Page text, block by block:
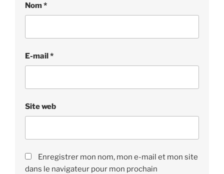
Nom*
E-mail*
Site web
Enregistrer mon nom, mon e-mail et mon site
dans le navigateur pour mon prochain